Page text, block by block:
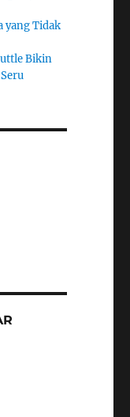
yang Tidak
Bikin